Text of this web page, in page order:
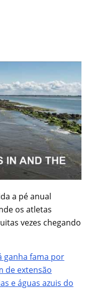
a pé anual
os atletas
vezes chegando
ganha fama por
de extensão
e águas azuis do